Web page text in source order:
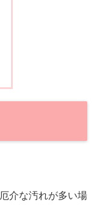
介な汚れが多い場